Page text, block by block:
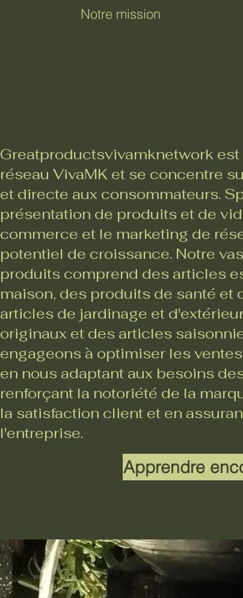
Notre mission
Greatproductsvivamknetwork est
réseau VivaMK et se concentre
et directe aux consommateurs.
présentation de produits et de
commerce et le marketing de
potentiel de croissance. Notre
produits comprend des articles
maison, des produits de santé et
articles de jardinage et
originaux et des articles
engageons à optimiser les
en nous adaptant aux besoins
renforçant la notoriété de la
la satisfaction client et en
l'entreprise.
Apprendre